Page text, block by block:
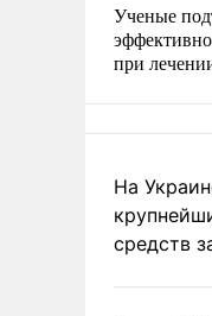
Ученые
при
На
средств